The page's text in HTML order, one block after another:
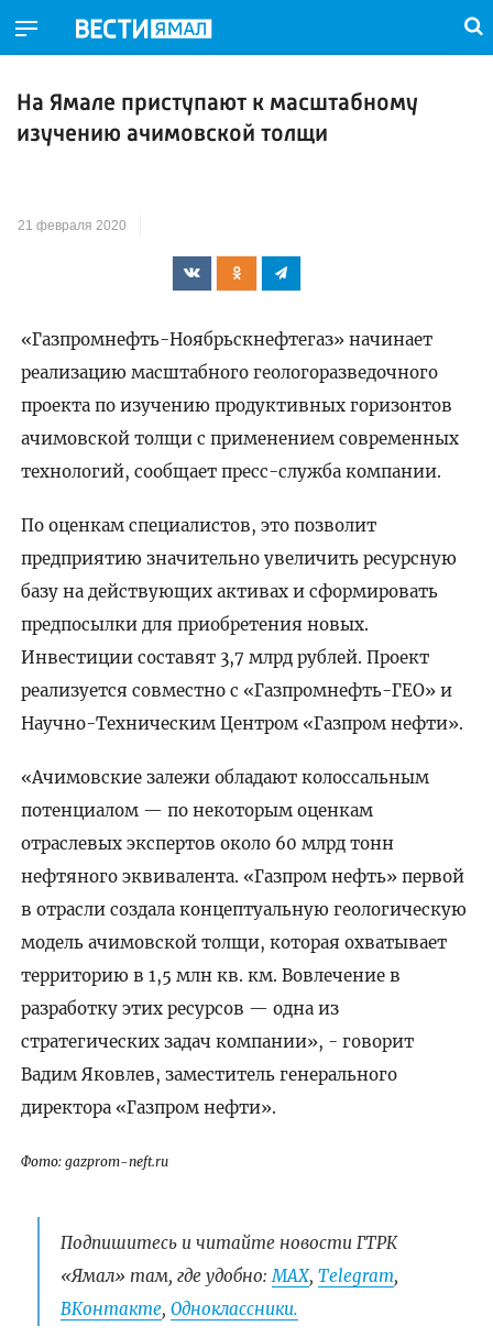
На Ямале приступают к масштабному
изучению ачимовской толщи
21 февраля 2020
«Газпромнефть-Ноябрьскнефтегаз» начинает
реализацию масштабного геологоразведочного
проекта по изучению продуктивных горизонтов
ачимовской толщи с применением современных
технологий, сообщает пресс-служба компании.
По оценкам специалистов, это позволит
предприятию значительно увеличить ресурсную
базу на действующих активах и сформировать
предпосылки для приобретения новых.
Инвестиции составят 3,7 млрд рублей. Проект
реализуется совместно с «Газпромнефть-ГЕО» и
Научно-Техническим Центром «Газпром нефти».
«Ачимовские залежи обладают колоссальным
потенциалом — по некоторым оценкам
отраслевых экспертов около 60 млрд тонн
нефтяного эквивалента. «Газпром нефть» первой
в отрасли создала концептуальную геологическую
модель ачимовской толщи, которая охватывает
территорию в 1,5 млн кв. км. Вовлечение в
разработку этих ресурсов — одна из
стратегических задач компании», - говорит
Вадим Яковлев, заместитель генерального
директора «Газпром нефти».
Фото: gazprom-neft.ru
Подпишитесь и читайте новости ГТРК
«Ямал» там, где удобно:МАХ, Telegram,
ВКонтакте, Одноклассники.